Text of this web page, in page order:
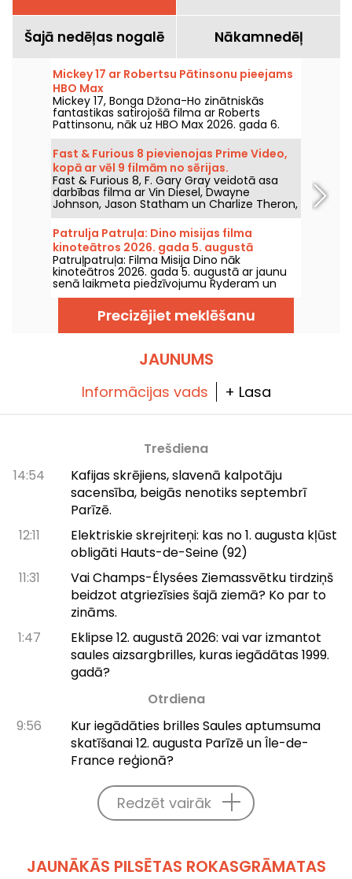
Šajā nedēļas nogalē Nākamnedēļ
Mickey 17 ar Robertsu Pātinsonu pieejams
HBO Max
Mickey 17, Bonga Džona-Ho zinātniskās
fantastikas satirojošā filma ar Roberts
Pattinsonu, nāk uz HBO Max 2026. gada 6.
augustā.
Fast & Furious 8 pievienojas Prime Video,
kopā ar vēl 9 filmām no sērijas.
Fast & Furious 8, F. Gary Gray veidotā asa
darbības filma ar Vin Diesel, Dwayne
Johnson, Jason Statham un Charlize Theron,
nonāks Prime Video 2026. gada 1. augustā.
Patrulja Patruļa: Dino misijas filma
kinoteātros 2026. gada 5. augustā
Patruļpatruļa: Filma Misija Dino nāk
kinoteātros 2026. gada 5. augustā ar jaunu
senā laikmeta piedzīvojumu Ryderam un
viņa komandai.
Precizējiet meklēšanu
JAUNUMS
Informācijas vads + Lasa
Trešdiena
14:54
Kafijas skrējiens, slavenā kalpotāju
sacensība, beigās nenotiks septembrī
Parīzē.
12:11
Elektriskie skrejriteņi: kas no 1. augusta kļūst
obligāti Hauts-de-Seine (92)
11:31
Vai Champs-Élysées Ziemassvētku tirdziņš
beidzot atgriezīsies šajā ziemā? Ko par to
zināms.
1:47
Eklipse 12. augustā 2026: vai var izmantot
saules aizsargbrilles, kuras iegādātas 1999.
gadā?
Otrdiena
9:56
Kur iegādāties brilles Saules aptumsuma
skatīšanai 12. augusta Parīzē un Île-de-
France reģionā?
Redzēt vairāk
JAUNĀKĀS PILSĒTAS ROKASGRĀMATAS